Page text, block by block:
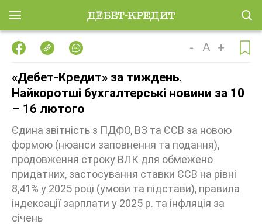
- A +
«Дебет-Кредит» за тиждень.
Найкоротші бухгалтерські новини за 10
– 16 лютого
Єдина звітність з ПДФО, ВЗ та ЄСВ за новою
формою (нюанси заповнення та подання),
продовження строку ВЛК для обмежено
придатних, застосування ставки ЄСВ на рівні
8,41% у 2025 році (умови та підстави), правила
індексації зарплати у 2025 р. та інфляція за
січень